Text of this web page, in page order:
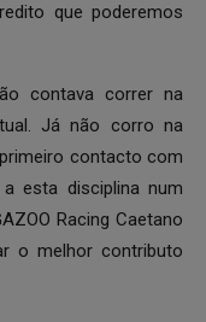
que poderemos
contava correr na
Já não corro na
contacto com
esta disciplina num
Racing Caetano
o melhor contributo